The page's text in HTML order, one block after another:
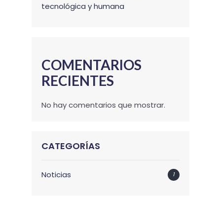
tecnológica y humana
COMENTARIOS
RECIENTES
No hay comentarios que mostrar.
CATEGORÍAS
Noticias 1